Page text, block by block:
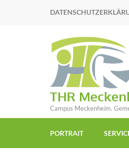
THR
Campus Meckenheim.
PORTRAIT